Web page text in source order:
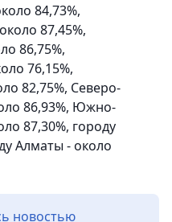
84,73%,
87,45%,
86,75%,
76,15%,
82,75%, Северо-
86,93%, Южно-
87,30%, городу
Алматы - около
новостью